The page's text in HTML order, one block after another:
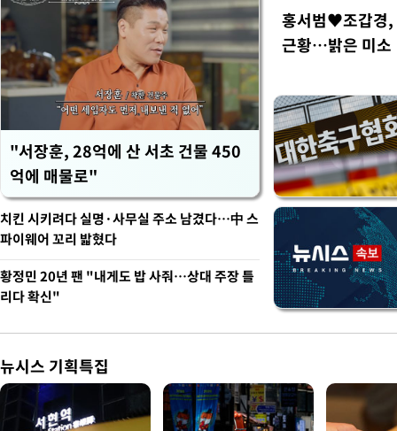
"서장훈, 28억에 산 서초 건물 450
억에 매물로"
홍서범♥조갑경,
근황…밝은 미소
치킨 시키려다 실명·사무실 주소 남겼다…中 스
파이웨어 꼬리 밟혔다
황정민 20년 팬 "내게도 밥 사줘…상대 주장 틀
리다 확신"
뉴시스 기획특집